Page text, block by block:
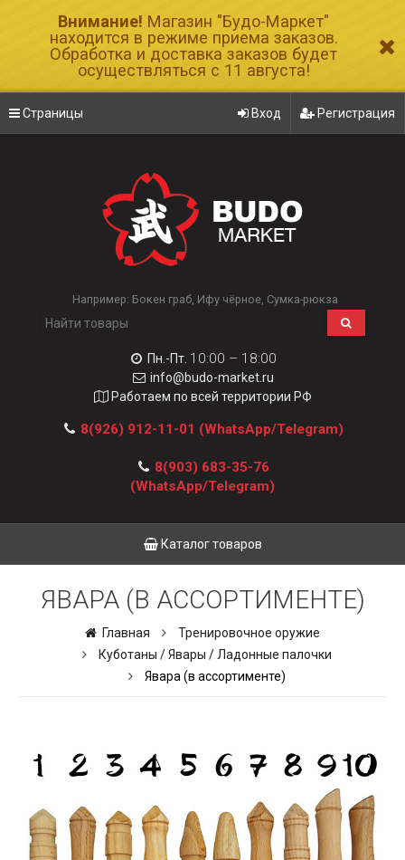
Внимание! Магазин "Будо-Маркет"
находится в режиме приема заказов.
Обработка и доставка заказов будет
осуществляться с 11 августа!
Страницы Вход Регистрация
Например: Бокен граб Ифу чёрное Сумка-рюкза
Пн.-Пт. 10:00 – 18:00
info@budo-market.ru
Работаем по всей территории РФ
8(926) 912-11-01 (WhatsApp/Telegram)
8(903) 683-35-76
(WhatsApp/Telegram)
Каталог товаров
ЯВАРА (В АССОРТИМЕНТЕ)
Главная
Тренировочное оружие
Куботаны / Явары / Ладонные палочки
Явара (в ассортименте)